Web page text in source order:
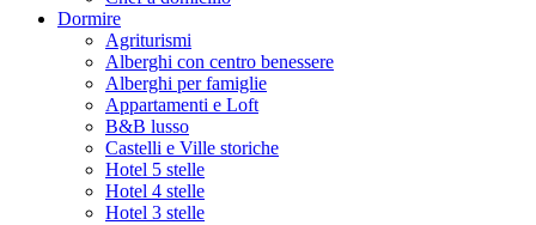
Dormire
Agriturismi
Alberghi con centro benessere
Alberghi per famiglie
Appartamenti e Loft
B&B lusso
Castelli e Ville storiche
Hotel 5 stelle
Hotel 4 stelle
Hotel 3 stelle